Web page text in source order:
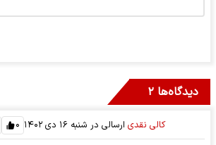
دیدگاه‌ها ۲
کالی نقدی ارسالی در شنبه ۱۶ دی ۱۴۰۲ ۰